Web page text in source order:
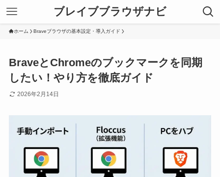
ブレイブブラウザナビ
ホーム Braveブラウザの基本設定・導入ガイド
BraveとChromeのブックマークを同期
したい！やり方を徹底ガイド
2026年2月14日